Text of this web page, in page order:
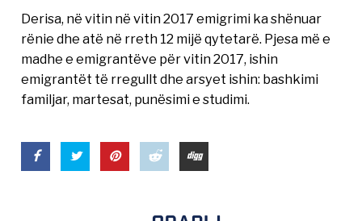
Derisa, në vitin në vitin 2017 emigrimi ka shënuar
rënie dhe atë në rreth 12 mijë qytetarë. Pjesa më e
madhe e emigrantëve për vitin 2017, ishin
emigrantët të rregullt dhe arsyet ishin: bashkimi
familjar, martesat, punësimi e studimi.